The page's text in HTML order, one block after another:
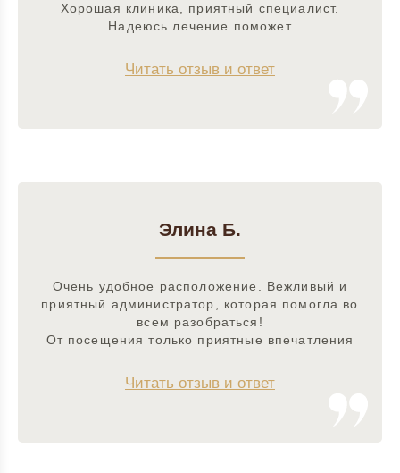
Хорошая клиника, приятный специалист.
Надеюсь лечение поможет
Читать отзыв и ответ
Элина Б.
Очень удобное расположение. Вежливый и
приятный администратор, которая помогла во
всем разобраться!
От посещения только приятные впечатления
Читать отзыв и ответ